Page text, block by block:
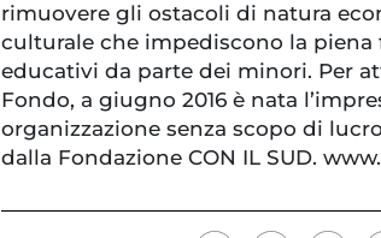
rimuovere gli ostacoli di natura
culturale che impediscono la piena
educativi da parte dei minori. Per
Fondo, a giugno 2016 è nata
organizzazione senza scopo di
dalla Fondazione CON IL SUD.